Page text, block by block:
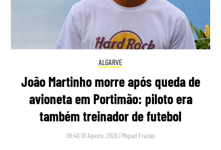
ALGARVE
João Martinho morre após queda de
avioneta em Portimão: piloto era
também treinador de futebol
09:40 10 Agosto, 2026 | Miguel Frazão